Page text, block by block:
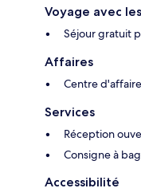
Voyage avec
Séjour gratuit
Affaires
Centre
Services
Réception
Consigne à
Accessibilité